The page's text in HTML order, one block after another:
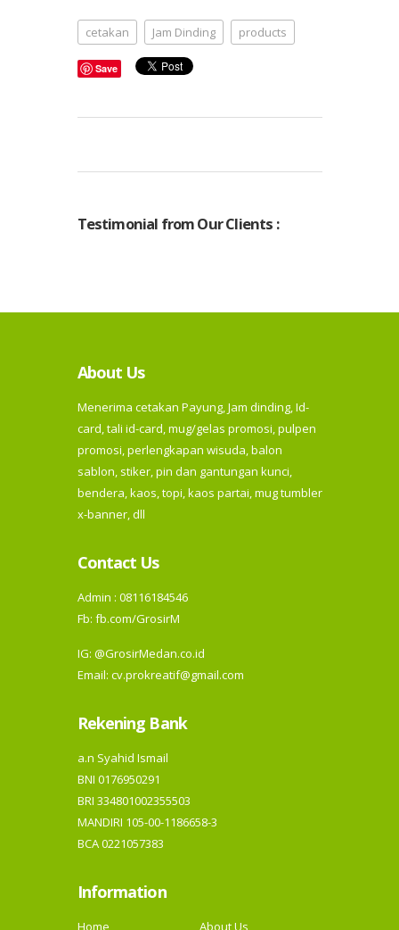
cetakan Jam Dinding products
Save
Testimonial from Our Clients :
About Us
Menerima cetakan Payung, Jam dinding, Id-
card, tali id-card, mug/gelas promosi, pulpen
promosi, perlengkapan wisuda, balon
sablon, stiker, pin dan gantungan kunci,
bendera, kaos, topi, kaos partai, mug tumbler
x-banner, dll
Contact Us
Admin : 08116184546
Fb: fb.com/GrosirM
IG: @GrosirMedan.co.id
Email: cv.prokreatif@gmail.com
Rekening Bank
a.n Syahid Ismail
BNI 0176950291
BRI 334801002355503
MANDIRI 105-00-1186658-3
BCA 0221057383
Information
Home About Us